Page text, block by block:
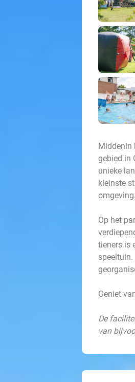
Middenin
gebied in
unieke
kleinste
omgeving.
Op het
tieners is
speeltuin.
Geniet
De
van